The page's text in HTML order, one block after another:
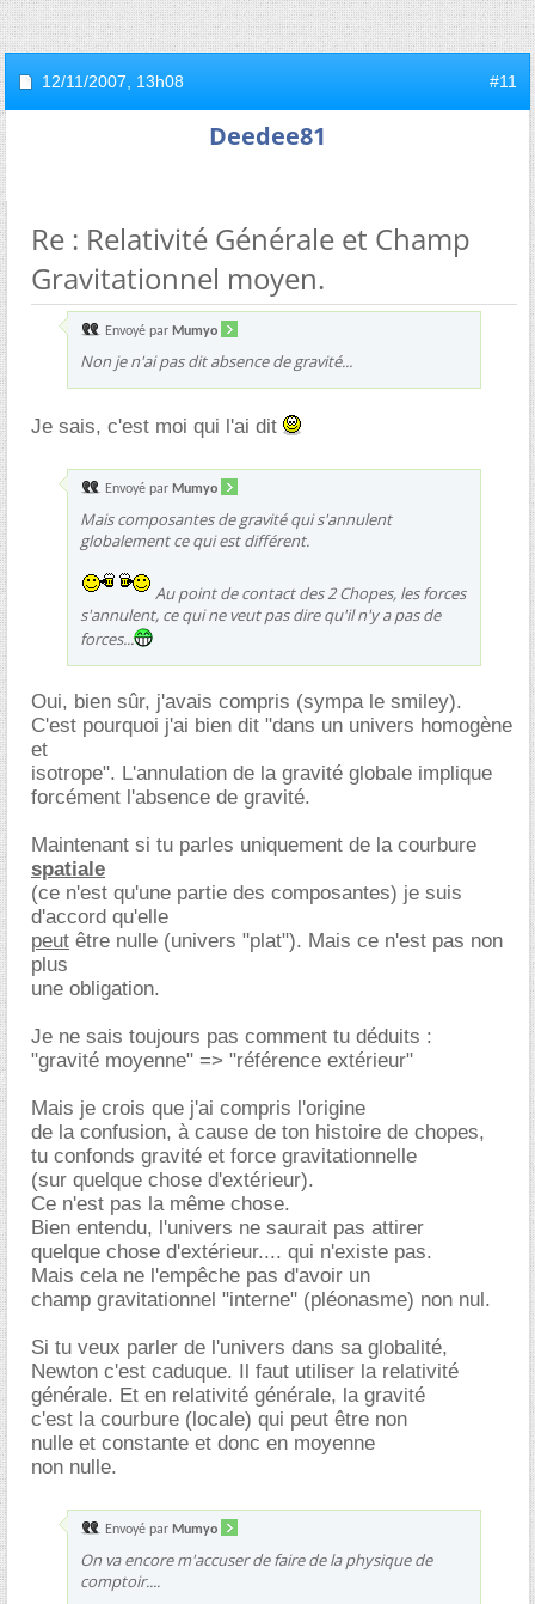
12/11/2007, 13h08 #11
Deedee81
Re : Relativité Générale et Champ
Gravitationnel moyen.
Envoyé par Mumyo
Non je n'ai pas dit absence de gravité...
Je sais, c'est moi qui l'ai dit
Envoyé par Mumyo
Mais composantes de gravité qui s'annulent
globalement ce qui est différent.
Au point de contact des 2 Chopes, les forces
s'annulent, ce qui ne veut pas dire qu'il n'y a pas de
forces...
Oui, bien sûr, j'avais compris (sympa le smiley).
C'est pourquoi j'ai bien dit "dans un univers homogène
et
isotrope". L'annulation de la gravité globale implique
forcément l'absence de gravité.
Maintenant si tu parles uniquement de la courbure
spatiale
(ce n'est qu'une partie des composantes) je suis
d'accord qu'elle
peut être nulle (univers "plat"). Mais ce n'est pas non
plus
une obligation.
Je ne sais toujours pas comment tu déduits :
"gravité moyenne" => "référence extérieur"
Mais je crois que j'ai compris l'origine
de la confusion, à cause de ton histoire de chopes,
tu confonds gravité et force gravitationnelle
(sur quelque chose d'extérieur).
Ce n'est pas la même chose.
Bien entendu, l'univers ne saurait pas attirer
quelque chose d'extérieur.... qui n'existe pas.
Mais cela ne l'empêche pas d'avoir un
champ gravitationnel "interne" (pléonasme) non nul.
Si tu veux parler de l'univers dans sa globalité,
Newton c'est caduque. Il faut utiliser la relativité
générale. Et en relativité générale, la gravité
c'est la courbure (locale) qui peut être non
nulle et constante et donc en moyenne
non nulle.
Envoyé par Mumyo
On va encore m'accuser de faire de la physique de
comptoir....